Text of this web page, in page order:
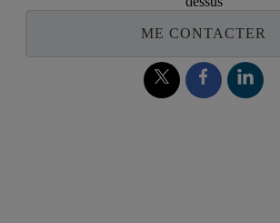
ME CONTACTER